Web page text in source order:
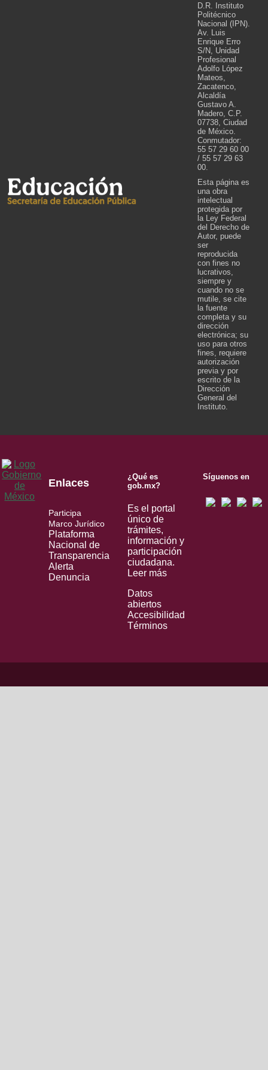
D.R. Instituto
Politécnico
Nacional (IPN).
Av. Luis
Enrique Erro
S/N, Unidad
Profesional
Adolfo López
Mateos,
Zacatenco,
Alcaldía
Gustavo A.
Madero, C.P.
07738, Ciudad
de México.
Conmutador:
55 57 29 60 00
/ 55 57 29 63
00.
Esta página es
una obra
intelectual
protegida por
la Ley Federal
del Derecho de
Autor, puede
ser
reproducida
con fines no
lucrativos,
siempre y
cuando no se
mutile, se cite
la fuente
completa y su
dirección
electrónica; su
uso para otros
fines, requiere
autorización
previa y por
escrito de la
Dirección
General del
Instituto.
Enlaces
Participa
Marco Jurídico
Plataforma
Nacional de
Transparencia
Alerta
Denuncia
¿Qué es
gob.mx?
Es el portal
único de
trámites,
información y
participación
ciudadana.
Leer más
Datos
abiertos
Accesibilidad
Términos
Síguenos en